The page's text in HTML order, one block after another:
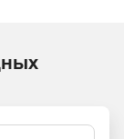
программе